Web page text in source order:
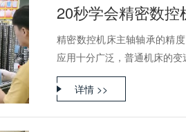
20秒学会精密数控
精密数控机床主轴轴承的精
应用十分广泛，普通机床的
详情 >>